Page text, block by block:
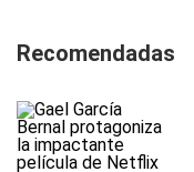
Recomendadas